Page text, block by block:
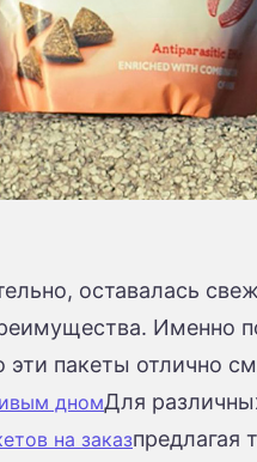
оставалась
Именно
пакеты отлично
дномДля
на заказпредлагая